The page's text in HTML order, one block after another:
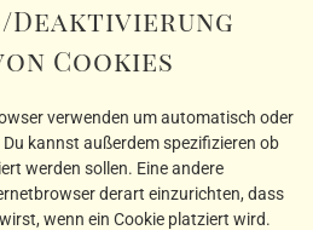
Deaktivierung
Cookies
verwenden um automatisch oder
kannst außerdem spezifizieren ob
werden sollen. Eine andere
derart einzurichten, dass
wenn ein Cookie platziert wird.